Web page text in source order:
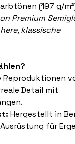
(197 g/
Premium
klassische
Reproduktionen
Detail mit
Hergestellt in
für